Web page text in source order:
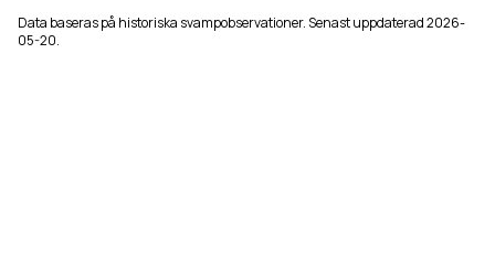
Data baseras på historiska svampobservationer. Senast uppdaterad2026-
05-20.